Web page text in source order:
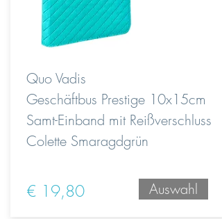
Quo Vadis
Geschäftbus Prestige 10x15cm
Samt-Einband mit Reißverschluss
Colette Smaragdgrün
€ 19,80 Auswahl